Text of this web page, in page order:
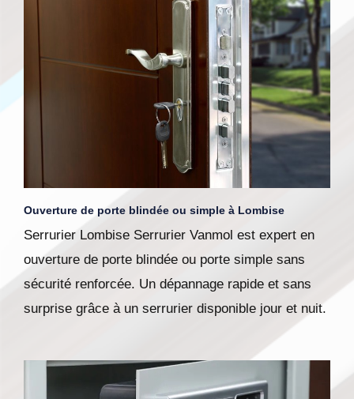
Ouverture de porte blindée ou simple à Lombise
Serrurier Lombise Serrurier Vanmol est expert en
ouverture de porte blindée ou porte simple sans
sécurité renforcée. Un dépannage rapide et sans
surprise grâce à un serrurier disponible jour et nuit.